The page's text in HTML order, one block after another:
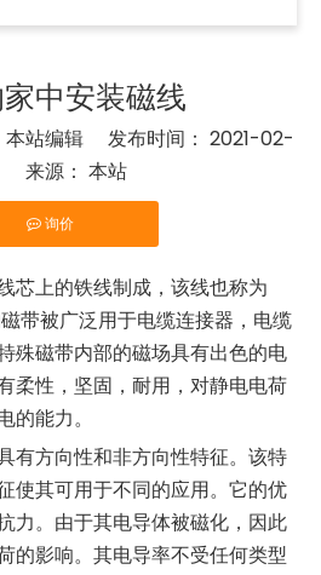
中安装磁线
站编辑 发布时间： 2021-02-
源： 本站
询价
芯上的铁线制成，该线也称为
带被广泛用于电缆连接器，电缆
殊磁带内部的磁场具有出色的电
柔性，坚固，耐用，对静电电荷
能力。
有方向性和非方向性特征。该特
使其可用于不同的应用。它的优
力。由于其电导体被磁化，因此
的影响。其电导率不受任何类型